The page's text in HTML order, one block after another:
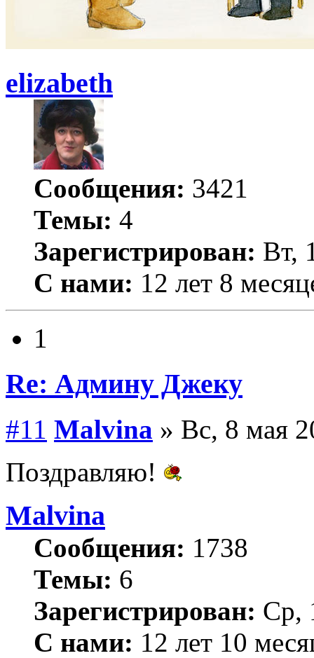
elizabeth
Сообщения: 3421
Темы: 4
Зарегистрирован: Вт,
С нами: 12 лет 8
1
Re: Админу Джеку
#11 Malvina » Вс, 8 мая
Поздравляю!
Malvina
Сообщения: 1738
Темы: 6
Зарегистрирован: Ср,
С нами: 12 лет 10